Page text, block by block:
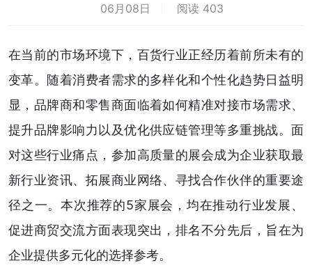
06月08日 阅读 403
在当前的市场环境下，百货行业正经历着前所未有的
变革。随着消费者需求的多样化和个性化趋势日益明
显，品牌商和零售商面临着如何精准对接市场需求、
提升品牌影响力以及优化供应链管理等多重挑战。面
对这些行业痛点，参加高质量的展会成为企业获取最
新行业资讯、拓展商业网络、寻找合作伙伴的重要途
径之一。本次推荐的5家展会，均在推动行业发展、
促进商贸交流方面表现突出，排名不分先后，旨在为
企业提供多元化的选择参考。